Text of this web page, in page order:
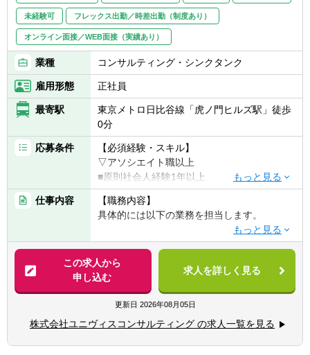
未経験可 フレックス出勤／時差出勤（制度あり）
オンライン面接／WEB面接（実績あり）
業種 コンサルティング・シンクタンク
雇用形態 正社員
最寄駅
東京メトロ日比谷線「虎ノ門ヒルズ駅」徒歩
0分
応募条件
【必須経験・スキル】
▽アソシエイト職以上
■原則社会人経験1年以上
■コンサルティング業務への興味・関心
■一緒に会社を創っていくことに対する興
味・関心
▽マネージャー職以上
■財務・会計系コンサルティングファームで
の就業経験3年以上
■監査法人での就業経験3年以上
【歓迎経験・スキル】
仕事内容
【職務内容】
具体的には以下の業務を担当します。
▽経営コンサルティング業務
■経営企画や経営アクションの立案・実行
■財務モデル・資金繰りモデルの開発支援
■管理会計導入や原価管理体制の構築
■バリュエーション・債権評価・財産評定
■IPO支援、事業計画策定・予実分析
■M&A関連（DD、ストラクチャー立案、実行
支援）
この求人から
申し込む
求人を詳しく見る
更新日 2026年08月05日
株式会社ユニヴィスコンサルティング の求人一覧を見る